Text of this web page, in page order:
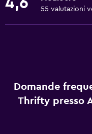
55 valutazioni
Domande
Thrifty presso